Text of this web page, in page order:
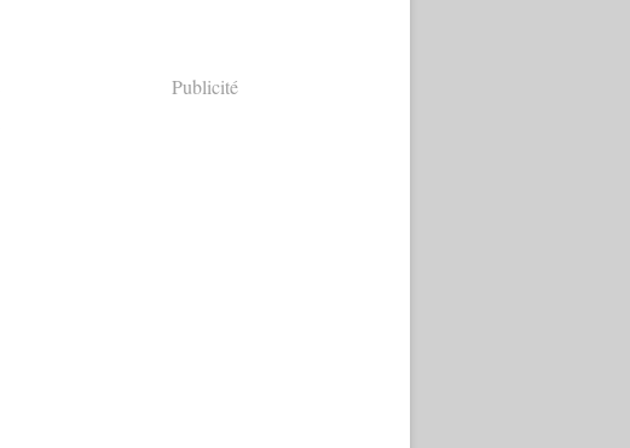
Publicité